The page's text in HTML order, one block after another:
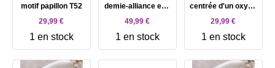
motif papillon T52
29,99 €
1 en stock
demie-alliance et 1
solitaire plaquée or
blancs T56
49,99 €
1 en stock
centrée d'un oxyde
blanc entourée de
29,99 €
1 en stock